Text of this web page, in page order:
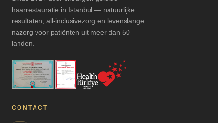
haarrestauratie in Istanbul — natuurlijke
resultaten, all-inclusivezorg en levenslange
nazorg voor patiënten uit meer dan 50
landen.
CONTACT